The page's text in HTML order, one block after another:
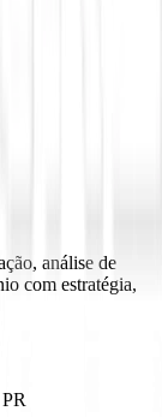
análise de
com estratégia,